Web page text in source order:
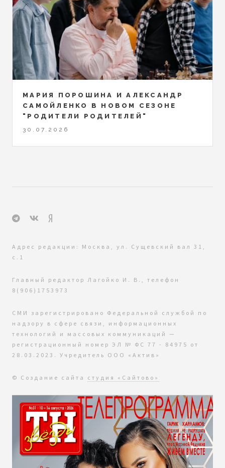
МАРИЯ ПОРОШИНА И АЛЕКСАНДР
САМОЙЛЕНКО В НОВОМ СЕЗОНЕ
"РОДИТЕЛИ РОДИТЕЛЕЙ"
30.07.2026
Адрес редакции: Москва, ул. Сущевский вал 31,
с.1
Главный редактор Лагойко И. В., телефон
8(906)1753973
СМИ зарегистрировано Федеральной службой по
надзору в сфере связи, информационных
технологий и массовых коммуникаций —
регистрационный номер ЭЛ № ФС 77 - 84975 от
28.03.2023. Учредитель ООО «Актив»
© Создание сайта студия «Сайтово»